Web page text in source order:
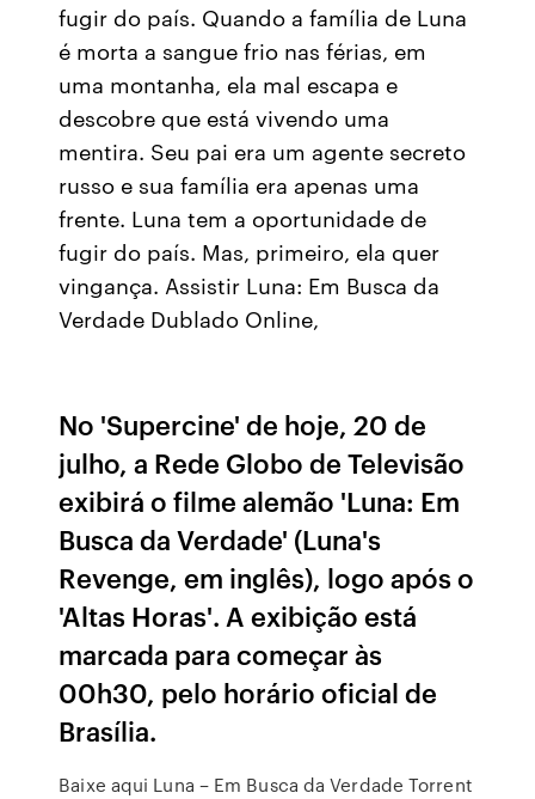
fugir do país. Quando a família de Luna
é morta a sangue frio nas férias, em
uma montanha, ela mal escapa e
descobre que está vivendo uma
mentira. Seu pai era um agente secreto
russo e sua família era apenas uma
frente. Luna tem a oportunidade de
fugir do país. Mas, primeiro, ela quer
vingança. Assistir Luna: Em Busca da
Verdade Dublado Online,
No 'Supercine' de hoje, 20 de
julho, a Rede Globo de Televisão
exibirá o filme alemão 'Luna: Em
Busca da Verdade' (Luna's
Revenge, em inglês), logo após o
'Altas Horas'. A exibição está
marcada para começar às
00h30, pelo horário oficial de
Brasília.
Baixe aqui Luna – Em Busca da Verdade Torrent